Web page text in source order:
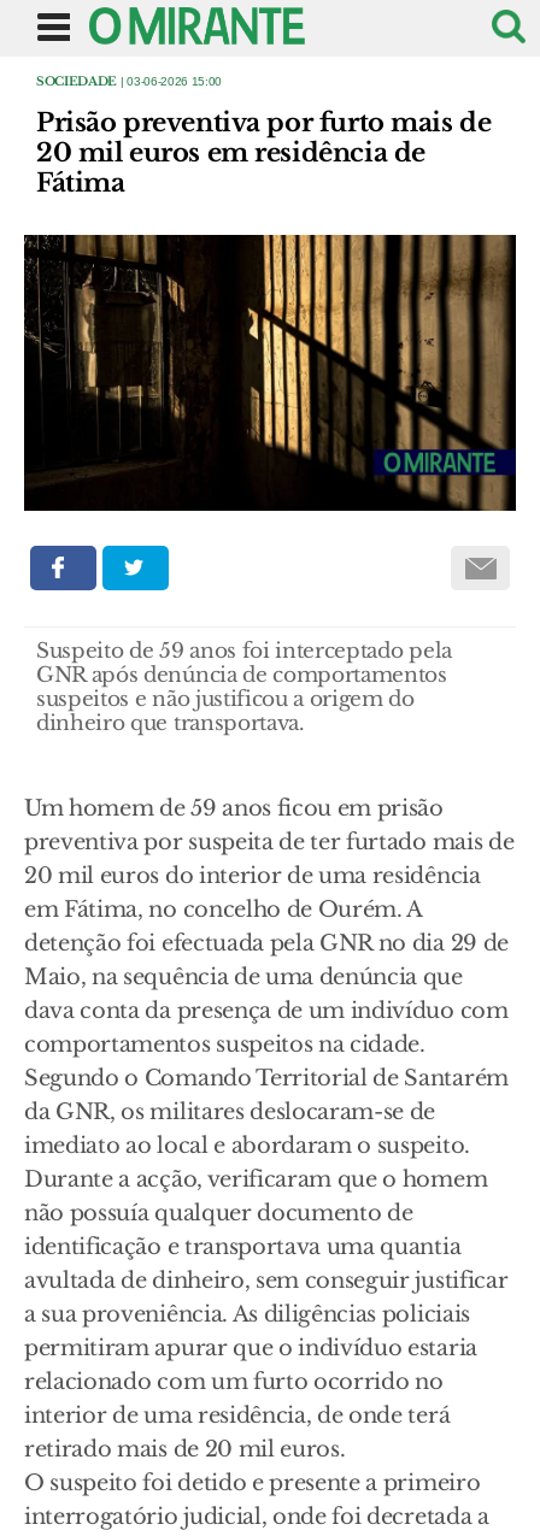
SOCIEDADE | 03-06-2026 15:00
Prisão preventiva por furto mais de
20 mil euros em residência de
Fátima
Suspeito de 59 anos foi interceptado pela
GNR após denúncia de comportamentos
suspeitos e não justificou a origem do
dinheiro que transportava.
Um homem de 59 anos ficou em prisão
preventiva por suspeita de ter furtado mais de
20 mil euros do interior de uma residência
em Fátima, no concelho de Ourém. A
detenção foi efectuada pela GNR no dia 29 de
Maio, na sequência de uma denúncia que
dava conta da presença de um indivíduo com
comportamentos suspeitos na cidade.
Segundo o Comando Territorial de Santarém
da GNR, os militares deslocaram-se de
imediato ao local e abordaram o suspeito.
Durante a acção, verificaram que o homem
não possuía qualquer documento de
identificação e transportava uma quantia
avultada de dinheiro, sem conseguir justificar
a sua proveniência. As diligências policiais
permitiram apurar que o indivíduo estaria
relacionado com um furto ocorrido no
interior de uma residência, de onde terá
retirado mais de 20 mil euros.
O suspeito foi detido e presente a primeiro
interrogatório judicial, onde foi decretada a